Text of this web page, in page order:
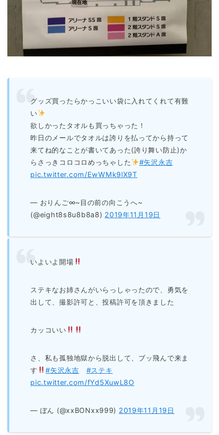
グッズ買ったらかっこいい袋に入れてくれて有難
い
欲しかったタオルも買っちゃった！
昨日のメールでタオルは誇りを払ってから持って
来てね的なことが書いてあった(誇り舞い防止)か
らさっきコロコロめっちゃした
#矢沢永吉
pic.twitter.com/EwWMk9lX9T
— おりんご∞~目の前の向こうへ~
(@eight8s8u8b8a8) 2019年11月19日
いよいよ開場
ステキなお姉さんがいらっしゃったので、勇気を
出して、撮影許可と、投稿許可を頂きました
カッコいい
さ、私も孤独地獄から脱出して、ブッ飛んで来ま
す
#矢沢永吉
#ステキ
pic.twitter.com/fYd5XuwL8O
— ぼん (@xxBONxx999) 2019年11月19日